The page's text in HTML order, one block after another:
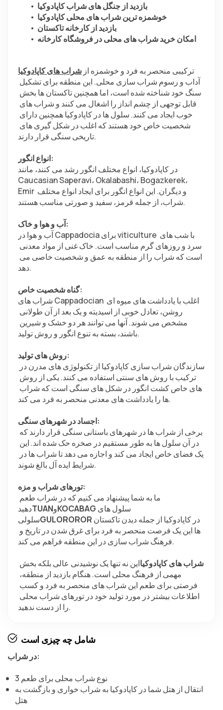
بازدید از جنگل های شراب کاپادوکیا
خوشمزه ترین شراب های محلی کاپادوکیا
بازدید از کارخانه تاکستان
امکان خرید شراب های محلی در فروشگاه کارخانه
شراب های کاپادوکیا
تاریخی سنگی قرار دارند.
انواع انگور:
در کاپادوکیا، انواع مختلف انگور رشد می کنند، مانند
Caucasian Saperavi، Okalabashi، Bogazkerek،
Emir و دیگران. این انواع انگور برای ایجاد انواع مختلف
شراب، از جمله قرمز، سفید و صورتی مناسب هستند.
آب و هوا و خاک:
آب و هوا در Cappadocia برای viticulture با شب های
دهد.
گناه شخصیت خاص:
شراب های Cappadocian اغلب با یادداشت های میوه ای
باشند، بسته به تنوع انگور و روش تولید.
روش های تولید:
ها را یادداشت های معدنی منحصر به فرد می کند.
اجساد در شهرهای سنگی:
شرایط ایده آل بالغ شوند.
تورهای شراب و مزه:
دهیدTUANوKOCABAG
سلولیGULOROROR
فرهنگ شراب سازی در این منطقه فراهم می کند.
شراب های کاپادوکیا
را از دست ندهید.
شامل چه چیزی است
در شراب:
3 نوع شراب محلی برای طعم
انتقال از هتل شما در کاپادوکیا به شراب خواری و بازگشت به
هتل